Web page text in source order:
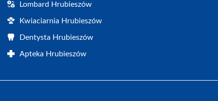
Lombard Hrubieszów
Kwiaciarnia Hrubieszów
Dentysta Hrubieszów
Apteka Hrubieszów